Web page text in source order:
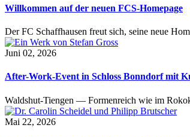
Willkommen auf der neuen FCS-Homepage
Der FC Schaffhausen freut sich, seine neue
Juni 02, 2026
After-Work-Event in Schloss Bonndorf mit
Waldshut-Tiengen — Formenreich wie im
Mai 22, 2026